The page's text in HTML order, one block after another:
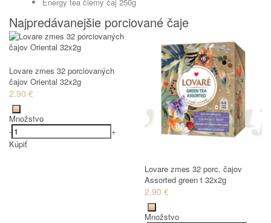
Najpredávanejšie porciované čaje
Lovare zmes 32 porciovaných
čajov Oriental 32x2g
2.90 €
Množstvo
-
+
Kúpiť
Lovare zmes 32 porc. čajov
Assorted green t 32x2g
2.90 €
Množstvo